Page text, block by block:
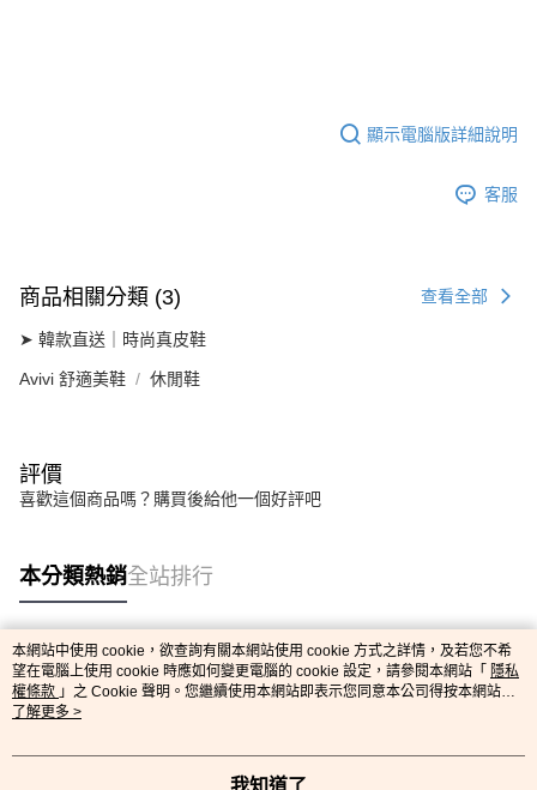
顯示電腦版詳細說明
客服
商品相關分類 (3) 查看全部
➤ 韓款直送｜時尚真皮鞋
Avivi 舒適美鞋 休閒鞋
評價
喜歡這個商品嗎？購買後給他一個好評吧
本分類熱銷全站排行
熱門標籤
本網站中使用 cookie，欲查詢有關本網站使用 cookie 方式之詳情，及若您不希
望在電腦上使用 cookie 時應如何變更電腦的 cookie 設定，請參閱本網站「 隱私
權條款 」之 Cookie 聲明。您繼續使用本網站即表示您同意本公司得按本網站使
用條款之 Cookie 聲明使用 cookie。
了解更多 >
我知道了